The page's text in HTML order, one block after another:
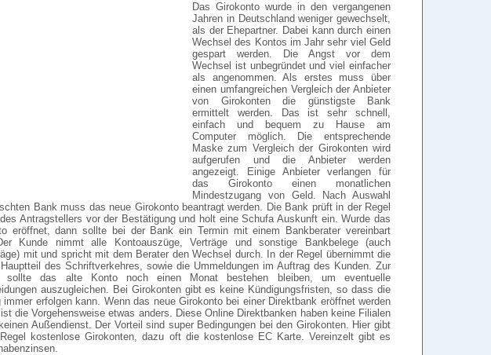
Das Girokonto wurde in den vergangenen
Jahren in Deutschland weniger gewechselt,
als der Ehepartner. Dabei kann durch einen
Wechsel des Kontos im Jahr sehr viel Geld
gespart werden. Die Angst vor dem
Wechsel ist unbegründet und viel einfacher
als angenommen. Als erstes muss über
einen umfangreichen Vergleich der Anbieter
von Girokonten die günstigste Bank
ermittelt werden. Das ist sehr schnell,
einfach und bequem zu Hause am
Computer möglich. Die entsprechende
Maske zum Vergleich der Girokonten wird
aufgerufen und die Anbieter werden
angezeigt. Einige Anbieter verlangen für
das Girokonto einen monatlichen
Mindestzugang von Geld. Nach Auswahl
Bank muss das neue Girokonto beantragt werden. Die Bank prüft in der Regel
Antragstellers vor der Bestätigung und holt eine Schufa Auskunft ein. Wurde das
eröffnet, dann sollte bei der Bank ein Termin mit einem Bankberater vereinbart
Kunde nimmt alle Kontoauszüge, Verträge und sonstige Bankbelege (auch
mit und spricht mit dem Berater den Wechsel durch. In der Regel übernimmt die
des Schriftverkehres, sowie die Ummeldungen im Auftrag des Kunden. Zur
sollte das alte Konto noch einen Monat bestehen bleiben, um eventuelle
auszugleichen. Bei Girokonten gibt es keine Kündigungsfristen, so dass die
immer erfolgen kann. Wenn das neue Girokonto bei einer Direktbank eröffnet werden
die Vorgehensweise etwas anders. Diese Online Direktbanken haben keine Filialen
Außendienst. Der Vorteil sind super Bedingungen bei den Girokonten. Hier gibt
kostenlose Girokonten, dazu oft die kostenlose EC Karte. Vereinzelt gibt es